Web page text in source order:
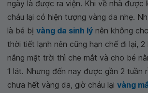
ngày là được ra viện. Khi về nhà được
cháu lại có hiện tượng vàng da nhẹ.
là bé bị vàng da sinh lý nên không
thời tiết lạnh nên cũng hạn chế đi lại, 2
nắng mặt trời thì che mắt và cho bé
1 lát. Nhưng đến nay được gần 2 tuần
chưa hết vàng da, giờ cháu lại vàng